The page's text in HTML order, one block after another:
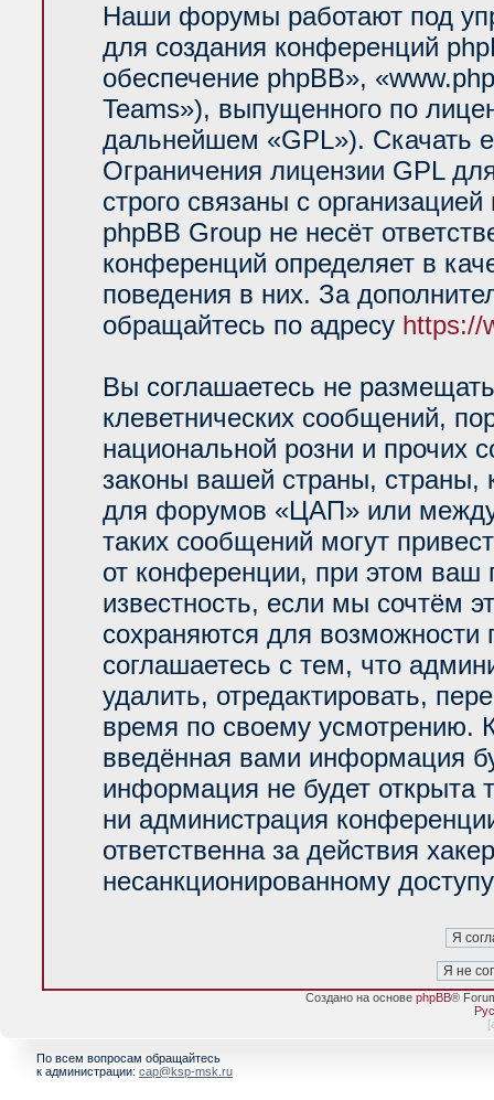
Наши форумы работают под
для создания конференций
обеспечение phpBB»,
Teams»), выпущенного по
дальнейшем «GPL»). Скачать
Ограничения лицензии GPL
строго связаны с
phpBB Group не несёт
конференций определяет в
поведения в них. За
обращайтесь по адресу https://
Вы соглашаетесь не
клеветнических сообщений,
национальной розни и прочих
законы вашей страны, страны,
для форумов «ЦАП» или
таких сообщений могут
от конференции, при этом ваш
известность, если мы сочтём
сохраняются для возможности
соглашаетесь с тем, что
удалить, отредактировать,
время по своему усмотрению.
введённая вами информация
информация не будет открыта
ни администрация
ответственна за действия
несанкционированному
Создано на основе phpBB®
[
По всем вопросам обращайтесь
к администрации: cap@ksp-msk.ru